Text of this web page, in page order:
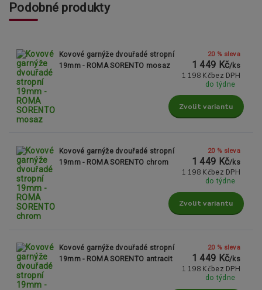
Podobné produkty
Kovové garnýže dvouřadé stropní
19mm - ROMA SORENTO mosaz
20 % sleva
1 449 Kč/ks
1 198 Kč bez DPH
do týdne
Zvolit variantu
Kovové garnýže dvouřadé stropní
19mm - ROMA SORENTO chrom
20 % sleva
1 449 Kč/ks
1 198 Kč bez DPH
do týdne
Zvolit variantu
Kovové garnýže dvouřadé stropní
19mm - ROMA SORENTO antracit
20 % sleva
1 449 Kč/ks
1 198 Kč bez DPH
do týdne